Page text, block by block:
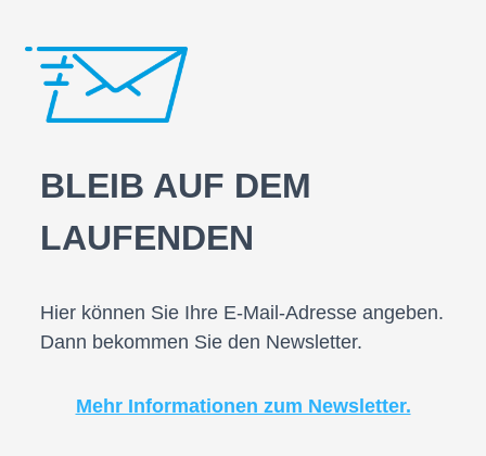
BLEIB AUF DEM
LAUFENDEN
Hier können Sie Ihre E-Mail-Adresse angeben.
Dann bekommen Sie den Newsletter.
Mehr Informationen zum Newsletter.